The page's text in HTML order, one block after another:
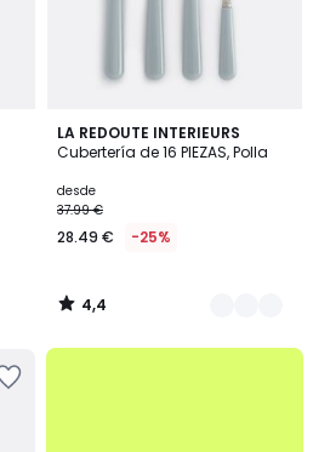
LA REDOUTE INTERIEURS
Cubertería de 16 PIEZAS, Polla
desde
37.99 €
28.49 € -25%
4,4
/ 5
4
Colores
4,4
/
.